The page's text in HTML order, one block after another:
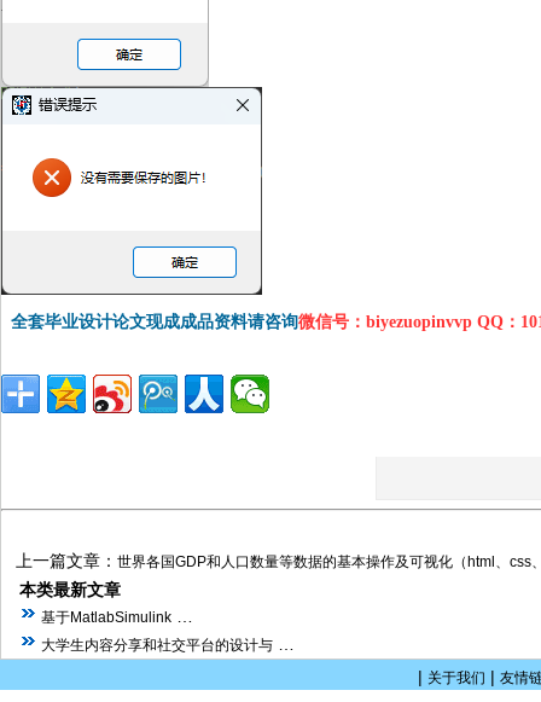
全套毕业设计论文现成成品资料请咨询微信号：biyezuopinvvp QQ：
上一篇文章： 世界各国GDP和人口数量等数据的基本操作及可视化（html、css
本类最新文章
基于MatlabSimulink…
大学生内容分享和社交平台的设计与…
| 关于我们 | 友情